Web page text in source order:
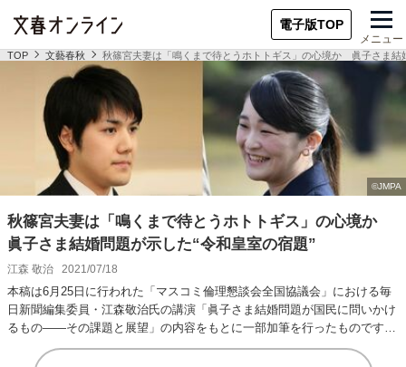
電子版TOP
メニュー
TOP 文藝春秋 秋篠宮夫妻は「鳴くまで待とうホトトギス」の心境か 眞子さま結
秋篠宮夫妻は「鳴くまで待とうホトトギス」の心境か
眞子さま結婚問題が示した“令和皇室の宿題”
江森 敬治 2021/07/18
本稿は6月25日に行われた「マスコミ倫理懇談会全国協議会」における毎
日新聞編集委員・江森敬治氏の講演「眞子さま結婚問題が国民に問いかけ
るもの——その課題と展望」の内容をもとに一部加筆を行ったものです。
「眞子さまの婚…